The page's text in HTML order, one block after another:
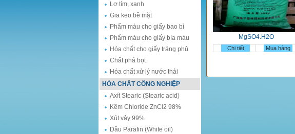
Lơ tím, xanh
Gia keo bề mặt
Phẩm màu cho giấy bao bì
Phẩm màu cho giấy bìa màu
Hóa chất cho giấy tráng phủ
Chất phá bọt
Hóa chất xử lý nước thải
HÓA CHẤT CÔNG NGHIỆP
Axít Stearic (Stearic acid)
Kẽm Chloride ZnCl2 98%
Xút vảy 99%
Dầu Parafin (White oil)
MgSO4.H2O
Chi tiết Mua hàng